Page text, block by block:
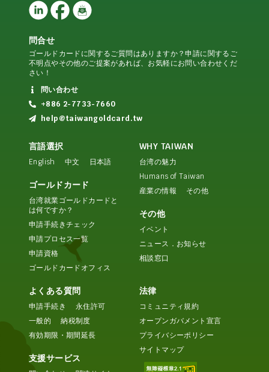
問合せ
ゴールドカードに関するご質問はありますか？申請に関するご
不明点やその他のご提案があれば、お気軽にお問い合わせくだ
さい！
問い合わせ
+886 2-7733-7660
help@taiwangoldcard.tw
言語選択
English 中文 日本語
ゴールドカード
台湾就業ゴールドカードと
は何ですか？
申請手続きチェック
申請プロセス一覧
申請資格
ゴールドカードオフィス
WHY TAIWAN
台湾の魅力
Humans of Taiwan
産業の情報
その他
その他
イベント
ニュース．お知らせ
相談窓口
よくある質問
申請手続き
永住許可
一般的
納税制度
有効期限・期間延長
支援サービス
法律
コミュニティ規約
オープンガバメント宣言
プライバシーポリシー
サイトマップ